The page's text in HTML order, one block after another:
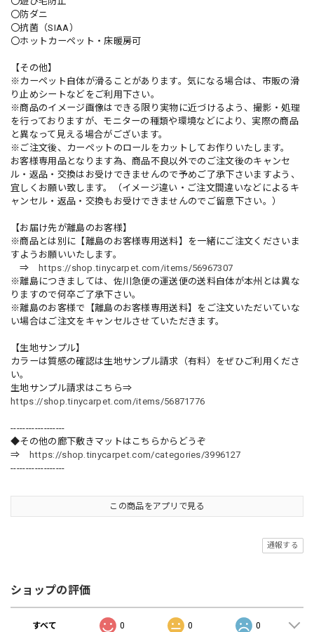
〇防ダニ
〇抗菌（SIAA）
〇ホットカーペット・床暖房可
【その他】
※カーペット自体が滑ることがあります。気になる場合は、市販の滑
り止めシートなどをご利用下さい。
※商品のイメージ画像はできる限り実物に近づけるよう、撮影・処理
を行っておりますが、モニターの種類や環境などにより、実際の商品
と異なって見える場合がございます。
※ご注文後、カーペットのロールをカットしてお作りいたします。
お客様専用品となります為、商品不良以外でのご注文後のキャンセ
ル・返品・交換はお受けできませんので予めご了承下さいますよう、
宜しくお願い致します。（イメージ違い・ご注文間違いなどによるキ
ャンセル・返品・交換もお受けできませんのでご留意下さい。）
【お届け先が離島のお客様】
※商品とは別に【離島のお客様専用送料】を一緒にご注文くださいま
すようお願いいたします。
⇒ https://shop.tinycarpet.com/items/56967307
※離島につきましては、佐川急便の運送便の送料自体が本州とは異な
りますので何卒ご了承下さい。
※離島のお客様で【離島のお客様専用送料】をご注文いただいていな
い場合はご注文をキャンセルさせていただきます。
【生地サンプル】
カラーは質感の確認は生地サンプル請求（有料）をぜひご利用くださ
い。
生地サンプル請求はこちら⇒
https://shop.tinycarpet.com/items/56871776
------------------
◆その他の廊下敷きマットはこちらからどうぞ
⇒ https://shop.tinycarpet.com/categories/3996127
------------------
この商品をアプリで見る
通報する
ショップの評価
すべて 0 0 0